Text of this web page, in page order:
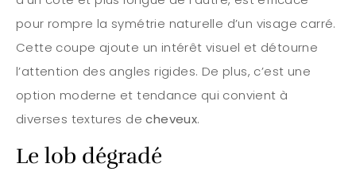
pour rompre la symétrie naturelle d’un visage carré.
Cette coupe ajoute un intérêt visuel et détourne
l’attention des angles rigides. De plus, c’est une
option moderne et tendance qui convient à
diverses textures decheveux.
Le lob dégradé